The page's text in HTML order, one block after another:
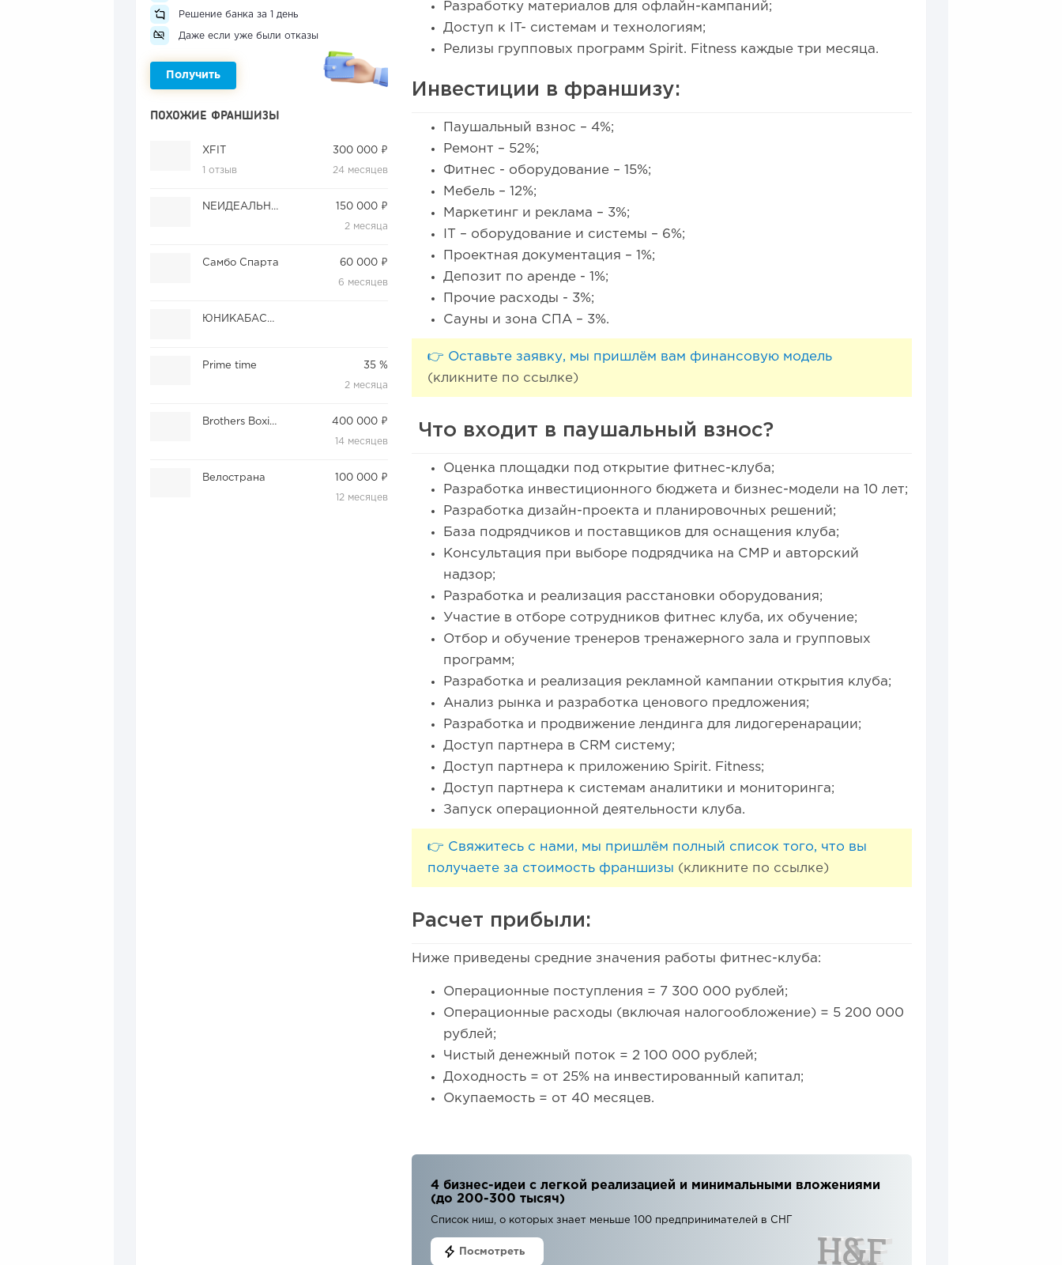
Решение банка за 1 день
Даже если уже были отказы
Получить
ПОХОЖИЕ ФРАНШИЗЫ
XFIT
1 отзыв
300 000 ₽
24 месяцев
NEИДЕАЛЬНАЯ 150 000 ₽
2 месяца
Самбо Спарта 60 000 ₽
6 месяцев
ЮНИКАБАСКЕТ
Prime time 35 %
2 месяца
Brothers Boxing Club 400 000 ₽
14 месяцев
Велострана 100 000 ₽
12 месяцев
Разработку материалов для офлайн-кампаний;
Доступ к IT- системам и технологиям;
Релизы групповых программ Spirit. Fitness каждые три месяца.
Инвестиции в франшизу:
Паушальный взнос – 4%;
Ремонт – 52%;
Фитнес - оборудование – 15%;
Мебель – 12%;
Маркетинг и реклама – 3%;
IT – оборудование и системы – 6%;
Проектная документация – 1%;
Депозит по аренде - 1%;
Прочие расходы - 3%;
Сауны и зона СПА – 3%.
👉 Оставьте заявку, мы пришлём вам финансовую модель
(кликните по ссылке)
Что входит в паушальный взнос?
Оценка площадки под открытие фитнес-клуба;
Разработка инвестиционного бюджета и бизнес-модели на 10 лет;
Разработка дизайн-проекта и планировочных решений;
База подрядчиков и поставщиков для оснащения клуба;
Консультация при выборе подрядчика на СМР и авторский
надзор;
Разработка и реализация расстановки оборудования;
Участие в отборе сотрудников фитнес клуба, их обучение;
Отбор и обучение тренеров тренажерного зала и групповых
программ;
Разработка и реализация рекламной кампании открытия клуба;
Анализ рынка и разработка ценового предложения;
Разработка и продвижение лендинга для лидогеренарации;
Доступ партнера в CRM систему;
Доступ партнера к приложению Spirit. Fitness;
Доступ партнера к системам аналитики и мониторинга;
Запуск операционной деятельности клуба.
👉 Свяжитесь с нами, мы пришлём полный список того, что вы
получаете за стоимость франшизы (кликните по ссылке)
Расчет прибыли:
Ниже приведены средние значения работы фитнес-клуба:
Операционные поступления = 7 300 000 рублей;
Операционные расходы (включая налогообложение) = 5 200 000
рублей;
Чистый денежный поток = 2 100 000 рублей;
Доходность = от 25% на инвестированный капитал;
Окупаемость = от 40 месяцев.
4 бизнес-идеи с легкой реализацией и минимальными вложениями
(до 200-300 тысяч)
Список ниш, о которых знает меньше 100 предпринимателей в СНГ
Посмотреть